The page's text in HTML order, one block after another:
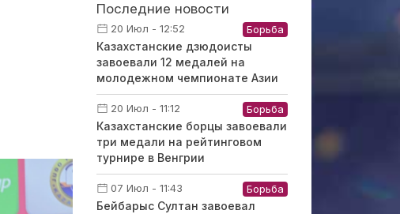
Последние новости
20 Июл - 12:52 Борьба
Казахстанские дзюдоисты
завоевали 12 медалей на
молодежном чемпионате Азии
20 Июл - 11:12 Борьба
Казахстанские борцы завоевали
три медали на рейтинговом
турнире в Венгрии
07 Июл - 11:43 Борьба
Бейбарыс Султан завоевал